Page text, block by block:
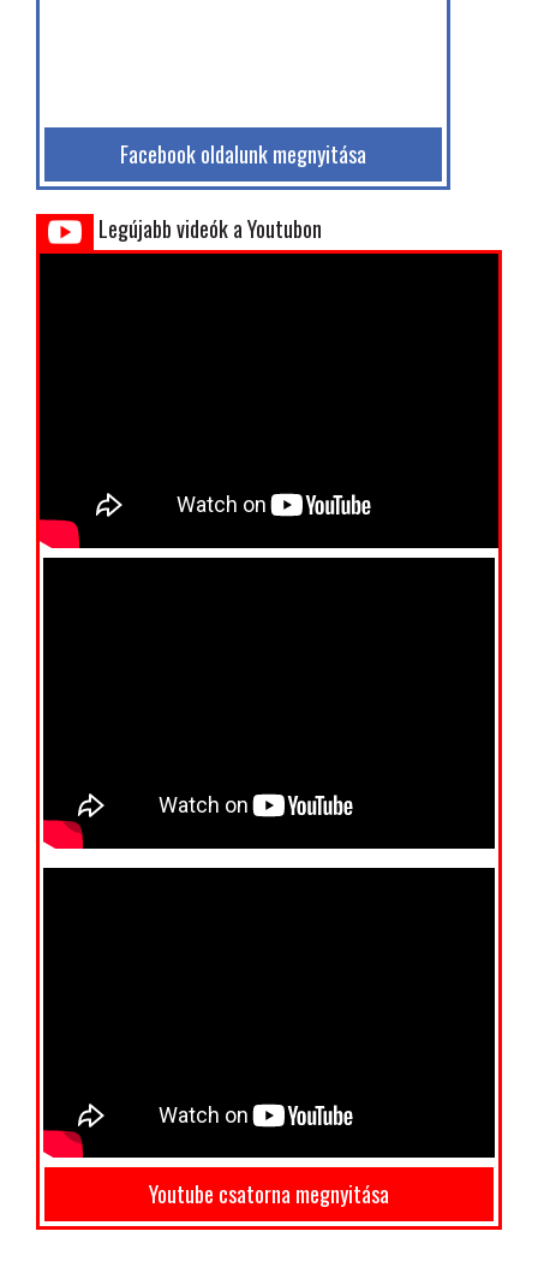
Facebook oldalunk megnyitása
Legújabb videók a Youtubon
Youtube csatorna megnyitása